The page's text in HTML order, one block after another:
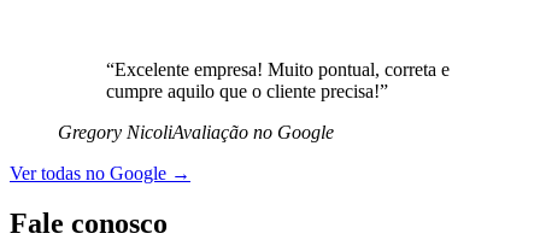
“Excelente empresa! Muito pontual, correta e
cumpre aquilo que o cliente precisa!”
Gregory NicoliAvaliação no Google
Ver todas no Google →
Fale conosco